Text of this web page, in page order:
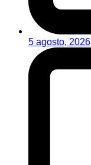
5 agosto, 2026